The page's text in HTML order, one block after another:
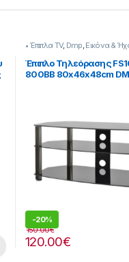
• Έπιπλα TV, Dmp Εικόνα &
Έπιπλο Τηλεόρασης
800BB 80x46x48cm
-20%
120.00€
150.00€